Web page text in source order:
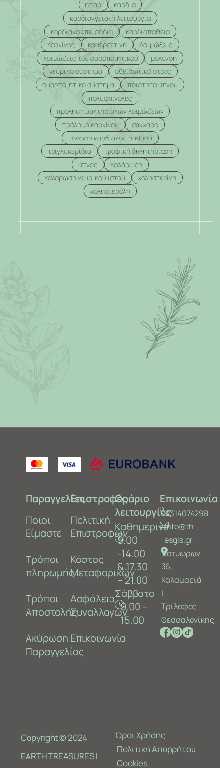
ήπαρ
καρδιά
καρδιαγγειακή λειτουργία
καρδιακά επεισόδια
καρδιοπάθεια
Καρκίνος
κουερσετίνη
Λοιμώξεις
λοιμώξεις του ουροποιητικού
μόλυνση
νευρικό σύστημα
οξειδωτικό στρες
ουροποιητικό σύστημα
ποιότητα ύπνου
πολυφαινόλες
πρόληψη βακτηριακών λοιμώξεων
πρόληψη καρκίνου
σάκχαρο
τόνωση καρδιακού ρυθμού
τριγλυκερίδια
τροφική δηλητηρίαση
ύπνος
χαλάρωση
χαλάρωση νευρικού ιστού
χοληστερίνη
χοληστερόλη
.
Παραγγελίες
Ποιοι
Είμαστε
Τρόποι
πληρωμής
Τρόποι
Αποστολής
Ακύρωση
Παραγγελίας
Επιστροφές
Πολιτική
Επιστροφών
Κόστος
Μεταφορικών
Ασφάλεια
Συναλλαγών
Επικοινωνία
Ωράριο
λειτουργίας
Καθημερινά
9.00
-14.00
& 17.30
– 21.00
Σάββατο
9.00 –
15.00
Επικοινωνία
2314074298
info@th
esgis.gr
Κοτυώρων
36,
Καλαμαριά
‎|
Τρίλοφος
Θεσσαλονίκης
Copyright © 2024
EARTH TREASURES |
Όροι Χρήσης
Πολιτική Απορρήτου
Cookies